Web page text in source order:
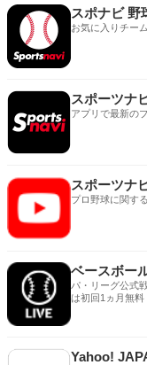
スポナビ 野
お気に入りチー
スポーツナ
アプリで最新の
スポーツナ
プロ野球に関す
ベースボー
パ・リーグ公式
は初回1ヵ月無料
Yahoo!